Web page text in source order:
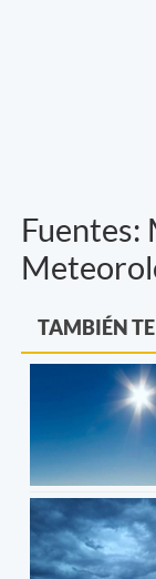
Fuentes:
TAMBIÉN